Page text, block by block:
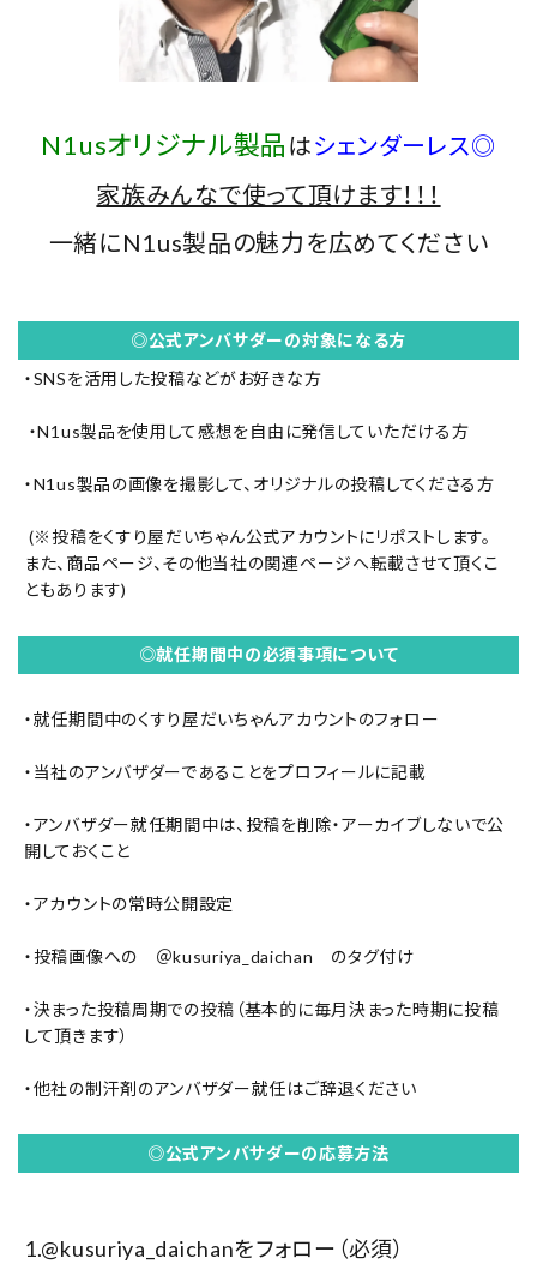
N1usオリジナル製品 はシェンダーレス◎
家族みんなで使って頂けます！！！
一緒にN1us製品の魅力を広めてください
◎公式アンバサダーの対象になる方
・SNSを活用した投稿などがお好きな方
・N1us製品を使用して感想を自由に発信していただける方
・N1us製品の画像を撮影して、オリジナルの投稿してくださる方
(※投稿をくすり屋だいちゃん公式アカウントにリポストします。
また、商品ページ、その他当社の関連ページへ転載させて頂くこ
ともあります)
◎就任期間中の必須事項について
・就任期間中のくすり屋だいちゃんアカウントのフォロー
・当社のアンバザダーであることをプロフィールに記載
・アンバザダー就任期間中は、投稿を削除・アーカイブしないで公
開しておくこと
・アカウントの常時公開設定
・投稿画像への ＠kusuriya_daichan のタグ付け
・決まった投稿周期での投稿（基本的に毎月決まった時期に投稿
して頂きます）
・他社の制汗剤のアンバザダー就任はご辞退ください
◎公式アンバサダーの応募方法
1.@kusuriya_daichanをフォロー（必須）